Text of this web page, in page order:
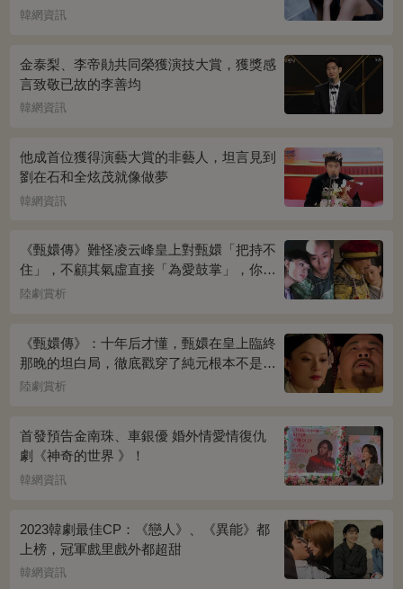
韓網資訊
金泰梨、李帝勛共同榮獲演技大賞，獲獎感
言致敬已故的李善均
韓網資訊
他成首位獲得演藝大賞的非藝人，坦言見到
劉在石和全炫茂就像做夢
韓網資訊
《甄嬛傳》難怪凌云峰皇上對甄嬛「把持不
住」，不顧其氣虛直接「為愛鼓掌」，你看
桌上放的啥？簡直一目了然
陸劇賞析
《甄嬛傳》：十年后才懂，甄嬛在皇上臨終
那晚的坦白局，徹底戳穿了純元根本不是被
宜修害死的真相！
陸劇賞析
首發預告金南珠、車銀優 婚外情愛情復仇
劇《神奇的世界 》！
韓網資訊
2023韓劇最佳CP：《戀人》、《異能》都
上榜，冠軍戲里戲外都超甜
韓網資訊